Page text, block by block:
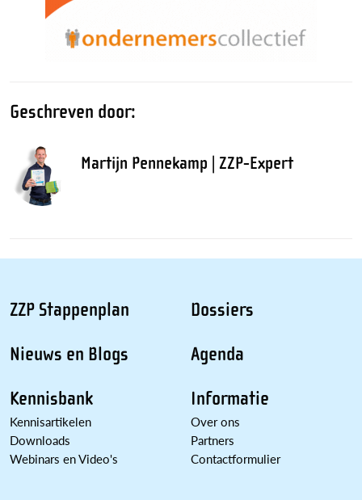
Geschreven door:
Martijn Pennekamp | ZZP-Expert
ZZP Stappenplan
Nieuws en Blogs
Kennisbank
Kennisartikelen
Downloads
Webinars en Video's
Dossiers
Agenda
Informatie
Over ons
Partners
Contactformulier